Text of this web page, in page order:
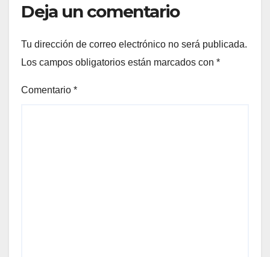
Deja un comentario
Tu dirección de correo electrónico no será publicada.
Los campos obligatorios están marcados con *
Comentario *